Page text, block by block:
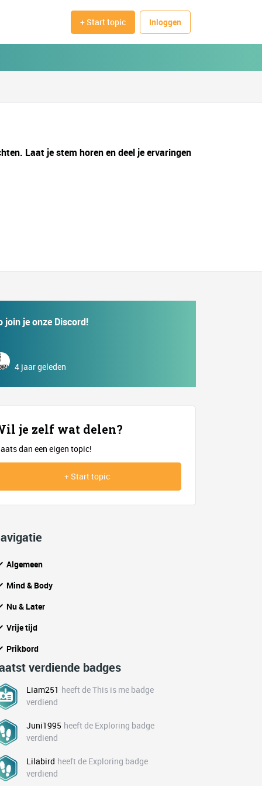
+ Start topic Inloggen
Laat je stem horen en deel je ervaringen
join je onze Discord!
4 jaar geleden
je zelf wat delen?
dan een eigen topic!
+ Start topic
Algemeen
Mind & Body
Nu & Later
Vrije tijd
Prikbord
verdiende badges
Liam251 heeft de This is me badge
verdiend
Juni1995 heeft de Exploring badge
verdiend
Lilabird heeft de Exploring badge
verdiend